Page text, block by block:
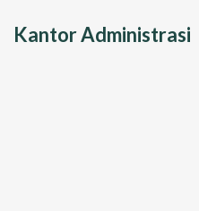
Kantor Administrasi